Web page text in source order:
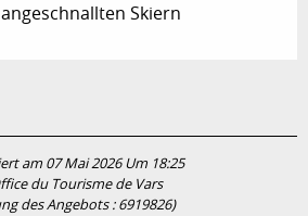
Skiern
am 07 Mai 2026 Um 18:25
du Tourisme de Vars
des Angebots :6919826)